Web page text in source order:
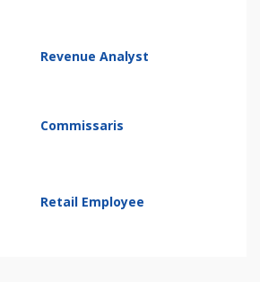
Revenue Analyst
Commissaris
Retail Employee